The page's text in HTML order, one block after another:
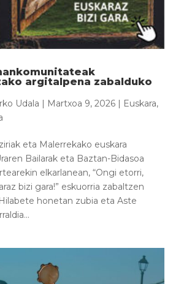
argitalpena zabalduko
Udala | Martxoa 9, 2026| Euskara,
eta Malerrekako euskara
Bailarak eta Baztan-Bidasoa
elkarlanean, “Ongi etorri,
bizi gara!” eskuorria zabaltzen
honetan zubia eta Aste